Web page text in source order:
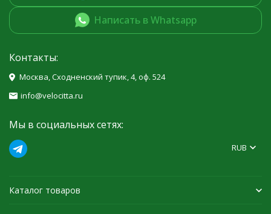
Написать в Whatsapp
Контакты:
Москва, Сходненский тупик, 4, оф. 524
info@velocitta.ru
Мы в социальных сетях:
RUB
Каталог товаров